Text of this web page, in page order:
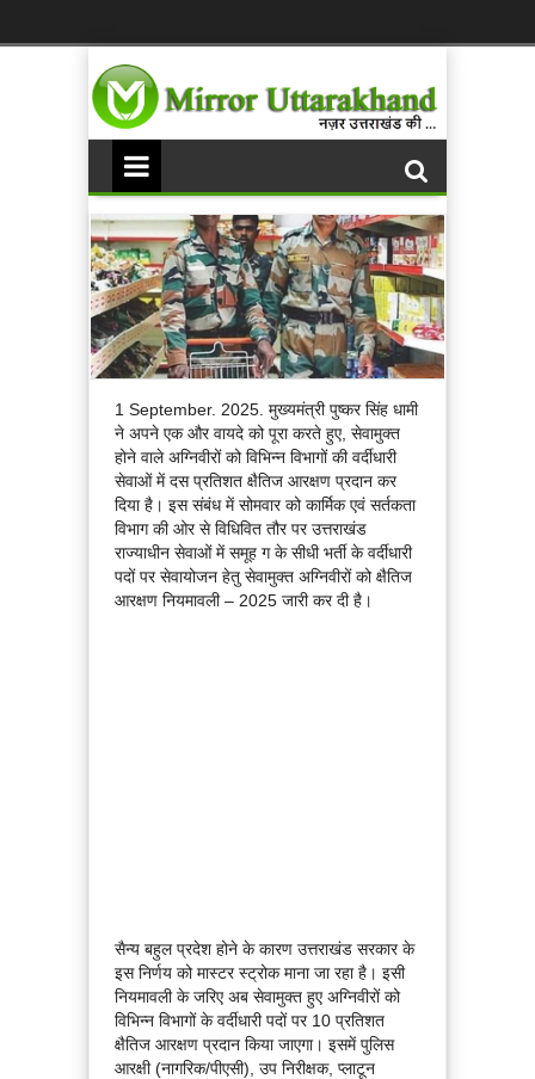
1 September. 2025. मुख्यमंत्री पुष्कर सिंह धामी
ने अपने एक और वायदे को पूरा करते हुए, सेवामुक्त
होने वाले अग्निवीरों को विभिन्न विभागों की वर्दीधारी
सेवाओं में दस प्रतिशत क्षैतिज आरक्षण प्रदान कर
दिया है। इस संबंध में सोमवार को कार्मिक एवं सर्तकता
विभाग की ओर से विधिवित तौर पर उत्तराखंड
राज्याधीन सेवाओं में समूह ग के सीधी भर्ती के वर्दीधारी
पदों पर सेवायोजन हेतु सेवामुक्त अग्निवीरों को क्षैतिज
आरक्षण नियमावली – 2025 जारी कर दी है।
सैन्य बहुल प्रदेश होने के कारण उत्तराखंड सरकार के
इस निर्णय को मास्टर स्ट्रोक माना जा रहा है। इसी
नियमावली के जरिए अब सेवामुक्त हुए अग्निवीरों को
विभिन्न विभागों के वर्दीधारी पदों पर 10 प्रतिशत
क्षैतिज आरक्षण प्रदान किया जाएगा। इसमें पुलिस
आरक्षी (नागरिक/पीएसी), उप निरीक्षक, प्लाटून